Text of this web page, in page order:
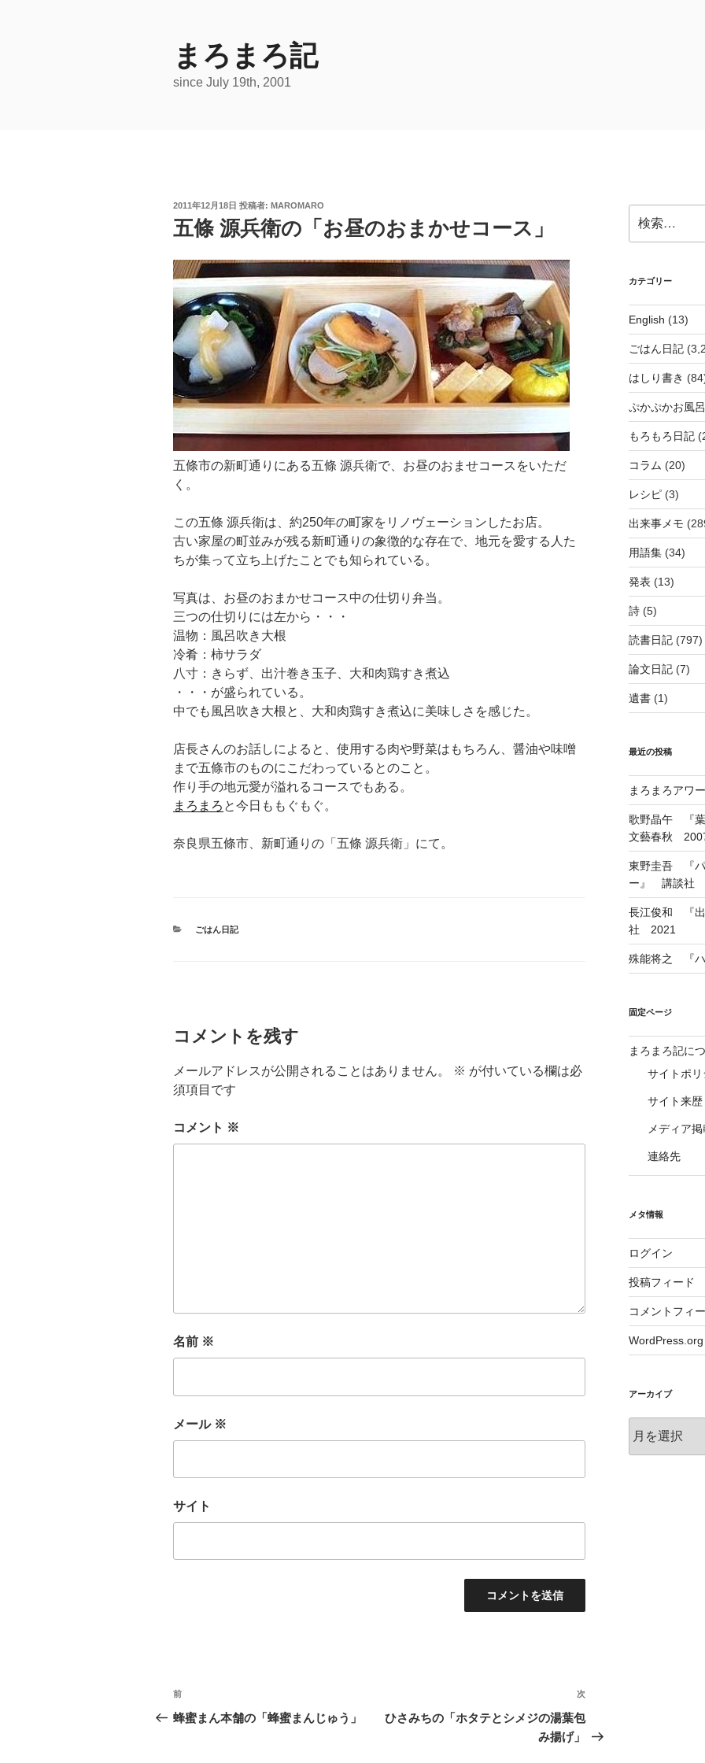
まろまろ記
since July 19th, 2001
投
稿
日:
2011年12月18日 投稿者: MAROMARO
五條 源兵衛の「お昼のおまかせコース」
五條市の新町通りにある五條 源兵衛で、お昼のおませコースをいただ
く。
この五條 源兵衛は、約250年の町家をリノヴェーションしたお店。
古い家屋の町並みが残る新町通りの象徴的な存在で、地元を愛する人た
ちが集って立ち上げたことでも知られている。
写真は、お昼のおまかせコース中の仕切り弁当。
三つの仕切りには左から・・・
温物：風呂吹き大根
冷肴：柿サラダ
八寸：きらず、出汁巻き玉子、大和肉鶏すき煮込
・・・が盛られている。
中でも風呂吹き大根と、大和肉鶏すき煮込に美味しさを感じた。
店長さんのお話しによると、使用する肉や野菜はもちろん、醤油や味噌
まで五條市のものにこだわっているとのこと。
作り手の地元愛が溢れるコースでもある。
まろまろ と今日ももぐもぐ。
奈良県五條市、新町通りの「五條 源兵衛」にて。
カ
ごはん日記
コメントを残す
メールアドレスが公開されることはありません。 ※ が付いている欄は必
須項目です
コメント ※
名前 ※
メール ※
サイト
投
稿
前
の
前
蜂蜜まん本舗の「蜂蜜まんじゅう」
次
投
次
ひさみちの「ホタテとシメジの湯葉包
み揚げ」
索:
カテゴリー
English (13)
ごはん日記
はしり書き
ぷかぷかお風
もろもろ日記
コラム (20)
レシピ(3)
出来事メモ
用語集(34)
発表 (13)
詩(5)
読書日記(797)
論文日記(7)
遺書(1)
最近の投稿
まろまろアワ
歌野晶午 『
文藝春秋
東野圭吾 『パ
ー』 講談社
長江俊和 『
社 2021
殊能将之 『
固定ページ
まろまろ記に
サイトポリ
サイト来歴
メディア
連絡先
メタ情報
ログイン
投稿フィード
コメントフィ
WordPress.org
アーカイブ
ー